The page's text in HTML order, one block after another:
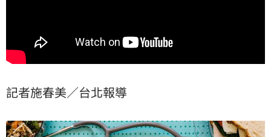
記者施春美／台北報導